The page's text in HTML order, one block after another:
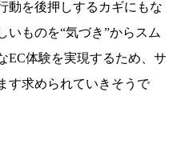
動を後押しするカギにもな
いものを“気づき”からスム
体験を実現するため、サ
す求められていきそうで